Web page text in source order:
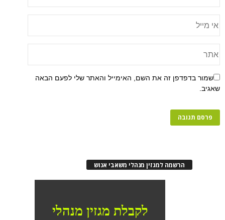
שמור בדפדפן זה את השם, האימייל והאתר שלי לפעם הבאה
שאגיב.
הרשמה למגזין מנהלי משאבי אנוש